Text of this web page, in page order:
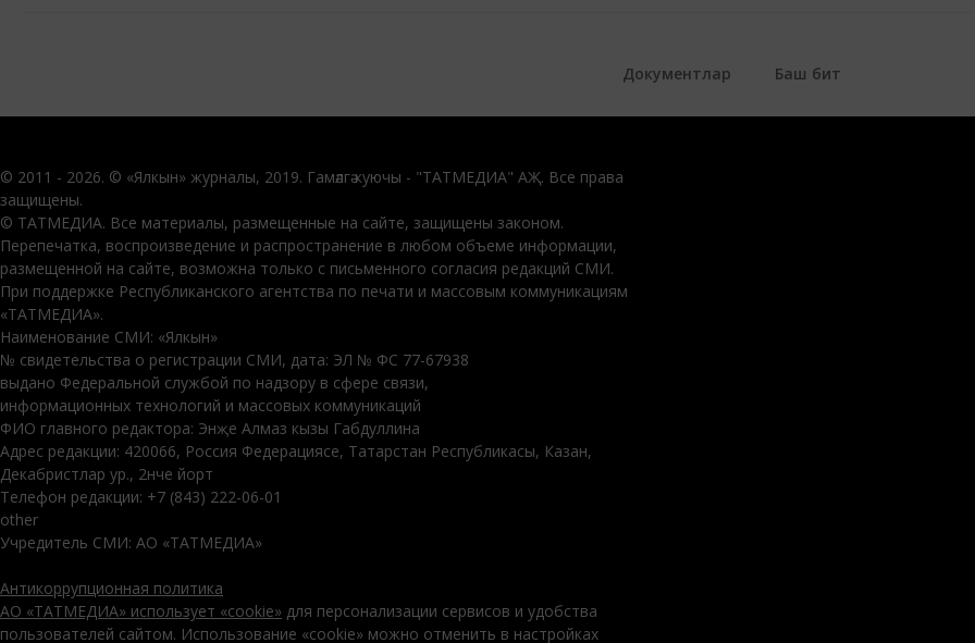
Документлар Баш бит
© 2011 - 2026. © «Ялкын» журналы, 2019. Гамәлгә куючы - "ТАТМЕДИА" АҖ. Все права
защищены.
© ТАТМЕДИА. Все материалы, размещенные на сайте, защищены законом.
Перепечатка, воспроизведение и распространение в любом объеме информации,
размещенной на сайте, возможна только с письменного согласия редакций СМИ.
При поддержке Республиканского агентства по печати и массовым коммуникациям
«ТАТМЕДИА».
Наименование СМИ: «Ялкын»
№ свидетельства о регистрации СМИ, дата: ЭЛ № ФС 77-67938
выдано Федеральной службой по надзору в сфере связи,
информационных технологий и массовых коммуникаций
ФИО главного редактора: Энҗе Алмаз кызы Габдуллина
Адрес редакции: 420066, Россия Федерациясе, Татарстан Республикасы, Казан,
Декабристлар ур., 2нче йорт
Телефон редакции: +7 (843) 222-06-01
other
Учредитель СМИ: АО «ТАТМЕДИА»
Антикоррупционная политика
АО «ТАТМЕДИА» использует «cookie» для персонализации сервисов и удобства
пользователей сайтом. Использование «cookie» можно отменить в настройках